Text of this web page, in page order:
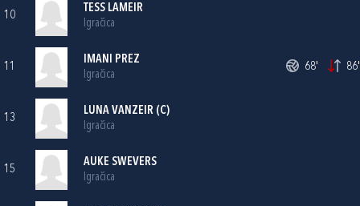
10
TESS LAMEIR
Igračica
11
IMANI PREZ
Igračica
68' 86'
13
LUNA VANZEIR (C)
Igračica
15
AUKE SWEVERS
Igračica